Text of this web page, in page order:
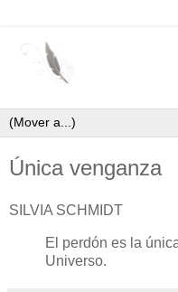
Única venganza
SILVIA SCHMIDT
El perdón es la
Universo.